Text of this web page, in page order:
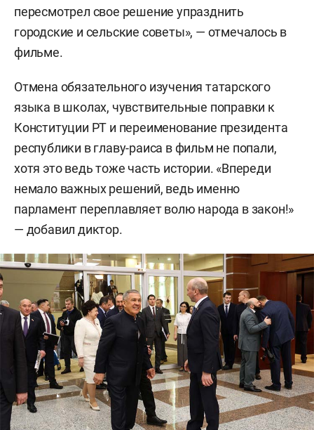
пересмотрел свое решение упразднить
городские и сельские советы», — отмечалось в
фильме.
Отмена обязательного изучения татарского
языка в школах, чувствительные поправки к
Конституции РТ и переименование президента
республики в главу-раиса в фильм не попали,
хотя это ведь тоже часть истории. «Впереди
немало важных решений, ведь именно
парламент переплавляет волю народа в закон!»
— добавил диктор.